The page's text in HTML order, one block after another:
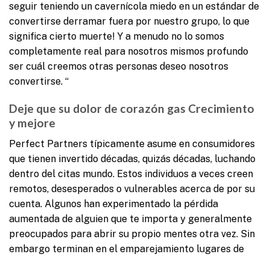
seguir teniendo un cavernícola miedo en un estándar de
convertirse derramar fuera por nuestro grupo, lo que
significa cierto muerte! Y a menudo no lo somos
completamente real para nosotros mismos profundo
ser cuál creemos otras personas deseo nosotros
convertirse. “
Deje que su dolor de corazón gas Crecimiento
y mejore
Perfect Partners típicamente asume en consumidores
que tienen invertido décadas, quizás décadas, luchando
dentro del citas mundo. Estos individuos a veces creen
remotos, desesperados o vulnerables acerca de por su
cuenta. Algunos han experimentado la pérdida
aumentada de alguien que te importa y generalmente
preocupados para abrir su propio mentes otra vez. Sin
embargo terminan en el emparejamiento lugares de